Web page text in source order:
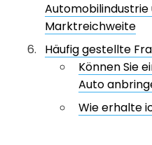
Automobilindustrie
Marktreichweite
Häufig gestellte
Können Sie
Auto
Wie erhalte